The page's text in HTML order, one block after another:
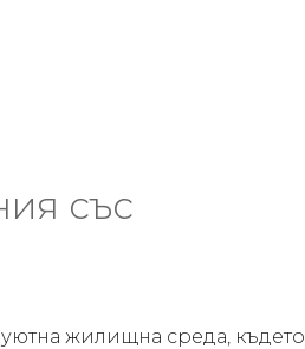
със
жилищна среда, където